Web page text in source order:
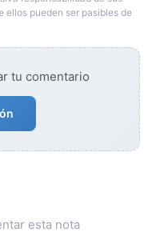
ellos pueden ser pasibles de
tu comentario
esta nota